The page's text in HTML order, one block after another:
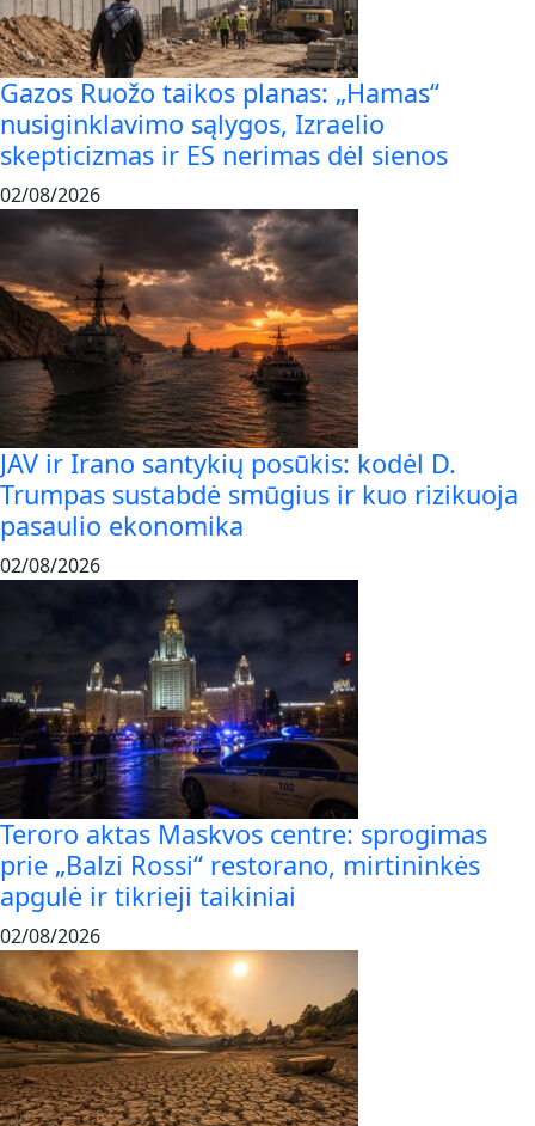
Gazos Ruožo taikos planas: „Hamas“
nusiginklavimo sąlygos, Izraelio
skepticizmas ir ES nerimas dėl sienos
02/08/2026
JAV ir Irano santykių posūkis: kodėl D.
Trumpas sustabdė smūgius ir kuo rizikuoja
pasaulio ekonomika
02/08/2026
Teroro aktas Maskvos centre: sprogimas
prie „Balzi Rossi“ restorano, mirtininkės
apgulė ir tikrieji taikiniai
02/08/2026